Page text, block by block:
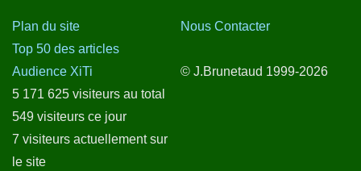
Plan du site
Top 50 des articles
Audience XiTi
5 171 625 visiteurs au total
549 visiteurs ce jour
7 visiteurs actuellement sur
le site
Nous Contacter
© J.Brunetaud 1999-2026